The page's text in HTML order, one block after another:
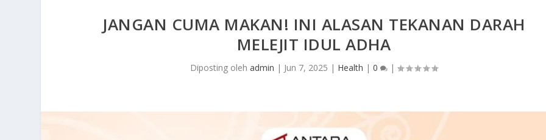
JANGAN CUMA MAKAN! INI ALASAN TEKANAN DARAH
MELEJIT IDUL ADHA
Diposting oleh admin | Jun 7, 2025 | Health | 0 |